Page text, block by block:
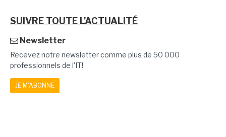
SUIVRE TOUTE L'ACTUALITÉ
Newsletter
Recevez notre newsletter comme plus de 50 000
professionnels de l'IT!
JE M'ABONNE